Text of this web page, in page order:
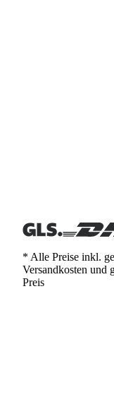
* Alle Preise inkl.
Versandkosten und
Preis